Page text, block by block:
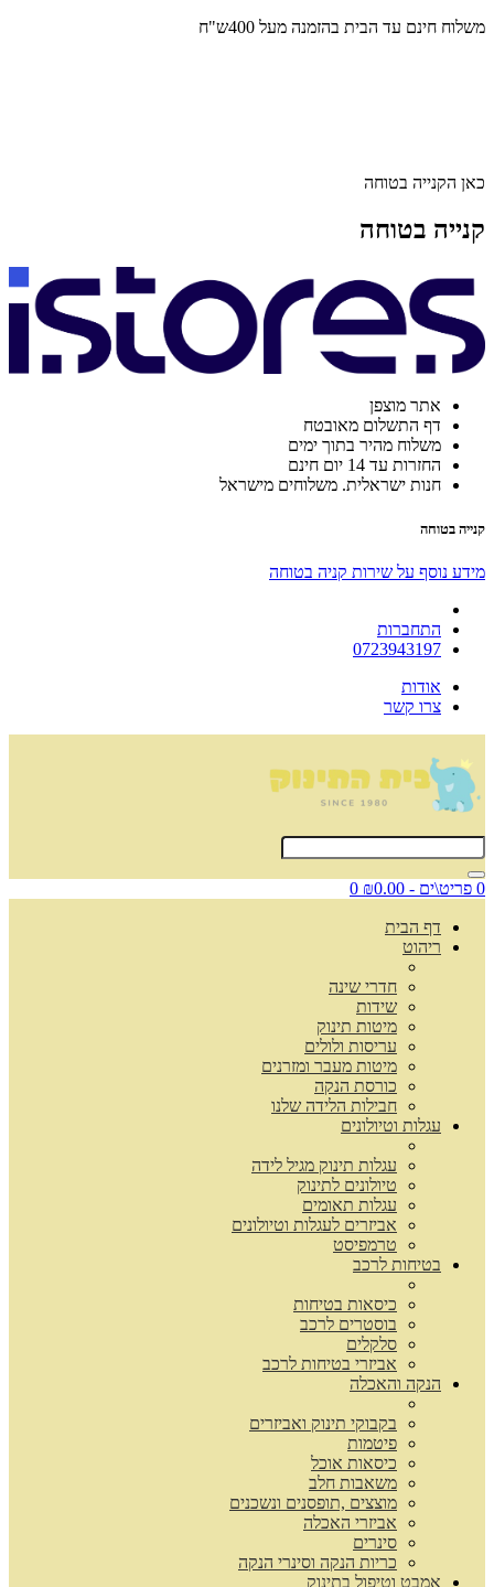
משלוח חינם עד הבית בהזמנה מעל 400ש"ח
כאן הקנייה בטוחה
קנייה בטוחה
אתר מוצפן
דף התשלום מאובטח
משלוח מהיר בתוך ימים
החזרות עד 14 יום חינם
חנות ישראלית. משלוחים מישראל
קנייה בטוחה
מידע נוסף על שירות קניה בטוחה
התחברות
0723943197
אודות
צרו קשר
0 פריט\ים - ₪0.00 0
דף הבית
ריהוט
חדרי שינה
שידות
מיטות תינוק
עריסות ולולים
מיטות מעבר ומזרנים
כורסת הנקה
חבילות הלידה שלנו
עגלות וטיולונים
עגלות תינוק מגיל לידה
טיולונים לתינוק
עגלות תאומים
אביזרים לעגלות וטיולונים
טרמפיסט
בטיחות לרכב
כיסאות בטיחות
בוסטרים לרכב
סלקלים
אביזרי בטיחות לרכב
הנקה והאכלה
בקבוקי תינוק ואביזרים
פיטמות
כיסאות אוכל
משאבות חלב
מוצצים ,תופסנים ונשכנים
אביזרי האכלה
סינרים
כריות הנקה וסינרי הנקה
אמבט וטיפול בתינוק